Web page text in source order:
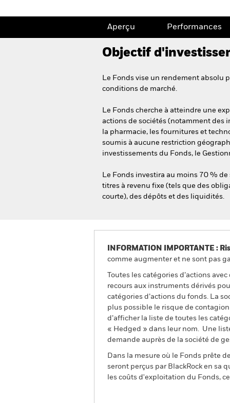
Aperçu Performances
Objectif
Le Fonds vise un rendement absolu
conditions de marché.
Le Fonds cherche à atteindre une
actions de sociétés (notamment des
la pharmacie, les fournitures et
soumis à aucune restriction
investissements du Fonds, le
Le Fonds investira au moins 70 %
titres à revenu fixe (tels que des
courte), des dépôts et des liquidités.
INFORMATION IMPORTANTE :
comme augmenter et ne sont pas
Toutes les catégories d’actions
recours aux instruments dérivés
catégories d’actions du fonds. La
plus possible le risque de
d’afficher la liste de toutes les
« Hedged » dans leur nom. Une
demande auprès de la société de
Dans la mesure où le Fonds prête
seront perçus par BlackRock en sa
les coûts d'exploitation du Fonds,